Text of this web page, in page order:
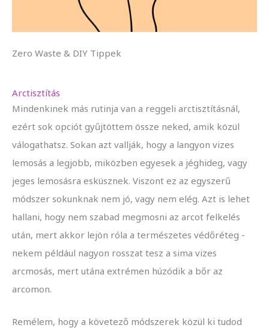
Zero Waste & DIY Tippek
Arctisztítás
Mindenkinek más rutinja van a reggeli arctisztításnál,
ezért sok opciót gyűjtöttem össze neked, amik közül
válogathatsz. Sokan azt vallják, hogy a langyon vizes
lemosás a legjobb, miközben egyesek a jéghideg, vagy
jeges lemosásra esküsznek. Viszont ez az egyszerű
módszer sokunknak nem jó, vagy nem elég. Azt is lehet
hallani, hogy nem szabad megmosni az arcot felkelés
után, mert akkor lejön róla a természetes védőréteg -
nekem például nagyon rosszat tesz a sima vizes
arcmosás, mert utána extrémen húzódik a bőr az
arcomon.
Remélem, hogy a követező módszerek közül ki tudod